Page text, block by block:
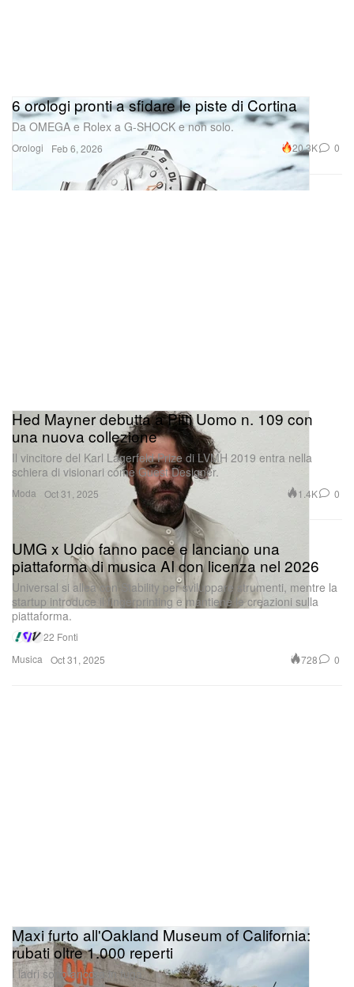
Orologi
6 orologi pronti a sfidare le piste di Cortina
Da OMEGA e Rolex a G-SHOCK e non solo.
Feb 6, 2026 20.3K 0
Moda
Hed Mayner debutta a Pitti Uomo n. 109 con
una nuova collezione
Il vincitore del Karl Lagerfeld Prize di LVMH 2019 entra nella
schiera di visionari come Guest Designer.
Oct 31, 2025 1.4K 0
Musica
UMG x Udio fanno pace e lanciano una
piattaforma di musica AI con licenza nel 2026
Universal si allea con Stability per sviluppare strumenti, mentre la
startup introduce il fingerprinting e mantiene le creazioni sulla
piattaforma.
22 Fonti
Oct 31, 2025
728 0
Maxi furto all'Oakland Museum of California:
rubati oltre 1.000 reperti
I ladri sono ancora in fuga.